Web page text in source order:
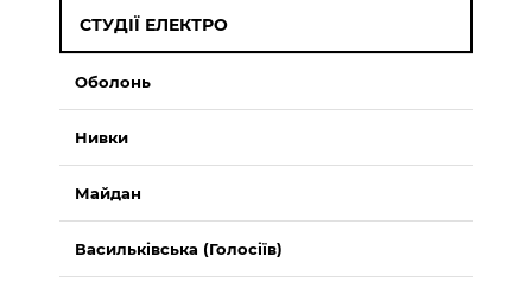
СТУДІЇ ЕЛЕКТРО
Оболонь
Нивки
Майдан
Васильківська (Голосіїв)